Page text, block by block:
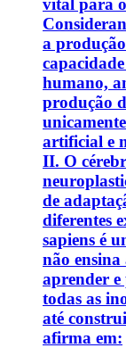
a
humano,
produção
artificial e
II. O
de
diferentes
sapiens é
não ensina
aprender e
todas as
até
afirma em: